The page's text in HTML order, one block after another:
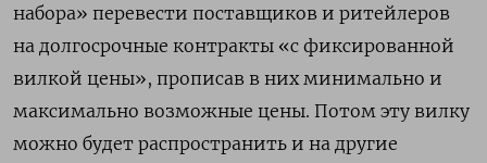
набора» перевести поставщиков и ритейлеров
на долгосрочные контракты «с фиксированной
вилкой цены», прописав в них минимально и
максимально возможные цены. Потом эту вилку
можно будет распространить и на другие